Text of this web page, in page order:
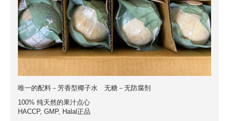
唯一的配料－芳香型椰子水 无糖－无防腐剂
100% 纯天然的果汁点心
HACCP, GMP, Halal正品